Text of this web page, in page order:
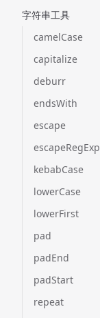
字符串工具
camelCase
capitalize
deburr
endsWith
escape
escapeRegExp
kebabCase
lowerCase
lowerFirst
pad
padEnd
padStart
repeat